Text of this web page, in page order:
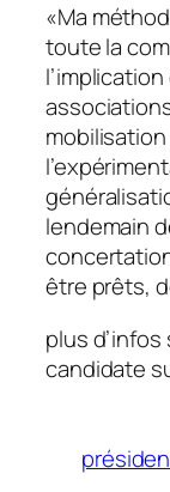
«Ma
toute la
lendemain
être prêts,
plus d’infos
candidate